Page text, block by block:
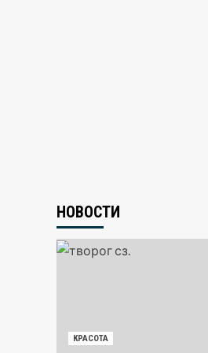
НОВОСТИ
КРАСОТА